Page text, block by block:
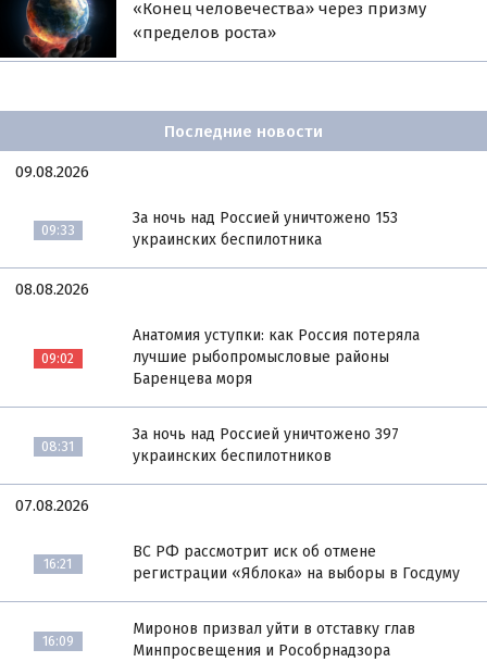
«Конец человечества» через призму
«пределов роста»
Последние новости
09.08.2026
09:33
За ночь над Россией уничтожено 153
украинских беспилотника
08.08.2026
09:02
Анатомия уступки: как Россия потеряла
лучшие рыбопромысловые районы
Баренцева моря
08:31
За ночь над Россией уничтожено 397
украинских беспилотников
07.08.2026
16:21
ВС РФ рассмотрит иск об отмене
регистрации «Яблока» на выборы в Госдуму
16:09
Миронов призвал уйти в отставку глав
Минпросвещения и Рособрнадзора